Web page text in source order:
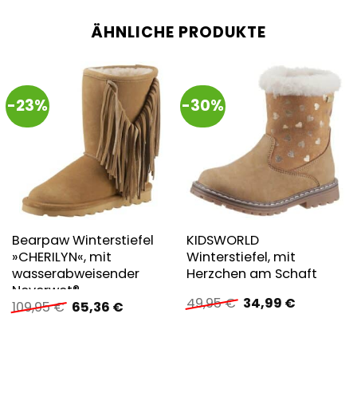
ÄHNLICHE PRODUKTE
-23%
Bearpaw Winterstiefel
»CHERILYN«, mit
wasserabweisender
Neverwet®
Imprägnierung
109,95€ Ursprünglicher
Preis
65,36 €Aktueller
-30%
KIDSWORLD
Winterstiefel, mit
Herzchen am Schaft
49,95€ Ursprünglicher
Preis
34,99 €Aktueller